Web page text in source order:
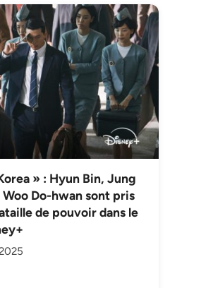
» : Hyun Bin, Jung
Do-hwan sont pris
de pouvoir dans le